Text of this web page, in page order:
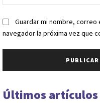
Guardar mi nombre,
navegador la próxima vez que
Últimos artículos